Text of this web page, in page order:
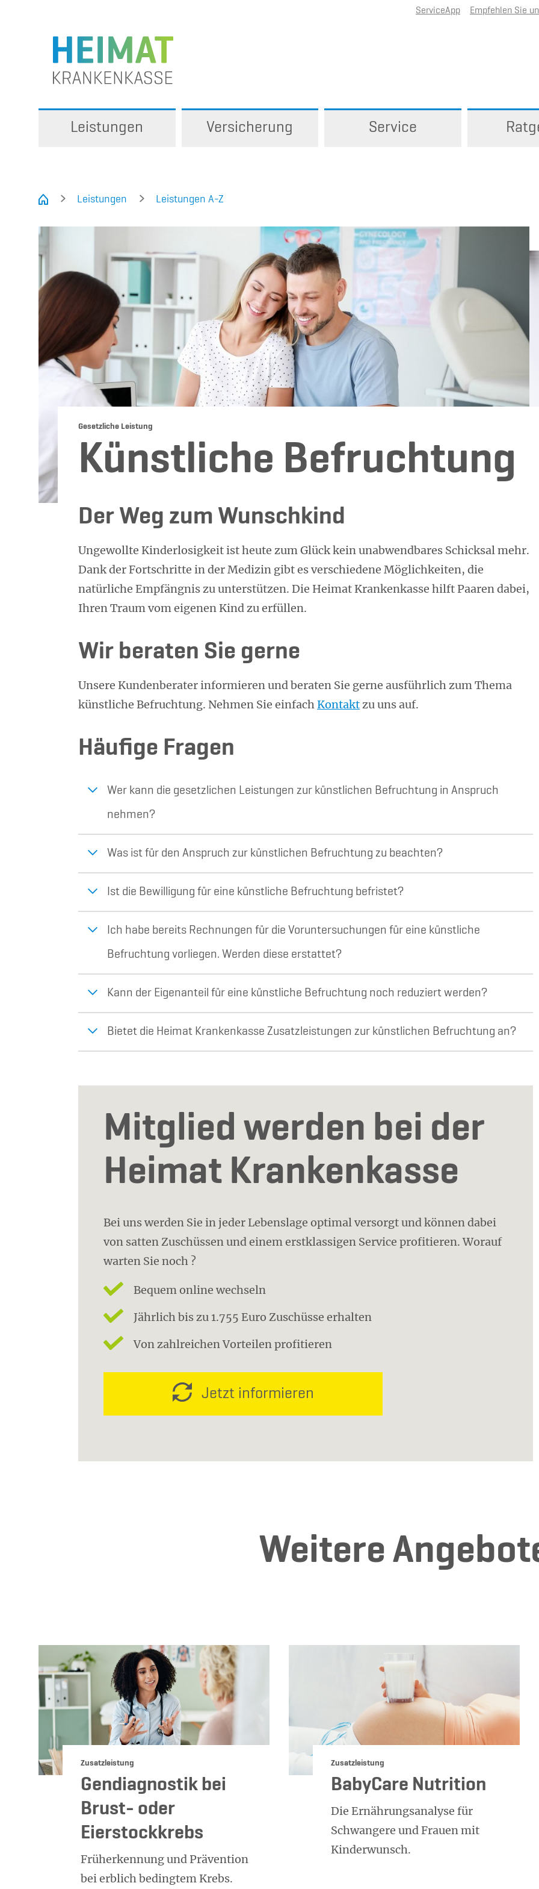
ServiceApp Empfehlen Sie
Leistungen Versicherung Service
Leistungen Leistungen A-Z
Gesetzliche Leistung
Künstliche Befruchtung
Der Weg zum Wunschkind
Ungewollte Kinderlosigkeit ist heute zum Glück kein unabwendbares Schicksal mehr.
Dank der Fortschritte in der Medizin gibt es verschiedene Möglichkeiten, die
natürliche Empfängnis zu unterstützen. Die Heimat Krankenkasse hilft Paaren dabei,
Ihren Traum vom eigenen Kind zu erfüllen.
Wir beraten Sie gerne
Unsere Kundenberater informieren und beraten Sie gerne ausführlich zum Thema
künstliche Befruchtung. Nehmen Sie einfachKontaktzu uns auf.
Häufige Fragen
Wer kann die gesetzlichen Leistungen zur künstlichen Befruchtung in Anspruch
nehmen?
Was ist für den Anspruch zur künstlichen Befruchtung zu beachten?
Ist die Bewilligung für eine künstliche Befruchtung befristet?
Ich habe bereits Rechnungen für die Voruntersuchungen für eine künstliche
Befruchtung vorliegen. Werden diese erstattet?
Kann der Eigenanteil für eine künstliche Befruchtung noch reduziert werden?
Bietet die Heimat Krankenkasse Zusatzleistungen zur künstlichen Befruchtung an?
Mitglied werden bei der
Heimat Krankenkasse
Bei uns werden Sie in jeder Lebenslage optimal versorgt und können dabei
von satten Zuschüssen und einem erstklassigen Service profitieren. Worauf
warten Sie noch ?
Bequem online wechseln
Jährlich bis zu 1.755 Euro Zuschüsse erhalten
Von zahlreichen Vorteilen profitieren
Jetzt informieren
Weitere
erfahren Kategorie:
Zusatzleistung
Gendiagnostik bei
Brust- oder
Eierstockkrebs
Früherkennung und Prävention
bei erblich bedingtem Krebs.
Kategorie:
Zusatzleistung
BabyCare Nutrition
Die Ernährungsanalyse für
Schwangere und Frauen mit
Kinderwunsch.